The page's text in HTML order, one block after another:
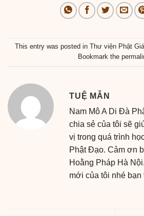
This entry was posted in Thư viện Phật
Bookmark the
TUỆ MẪN
Nam Mô A Di Đà
chia sẻ của tôi sẽ
vị trong quá trình
Phật Đạo. Cảm ơn
Hoằng Pháp Hà
mới của tôi nhé bạn